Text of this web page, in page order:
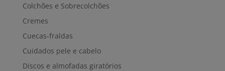
Colchões e Sobrecolchões
Cremes
Cuecas-fraldas
Cuidados pele e cabelo
Discos e almofadas giratórios